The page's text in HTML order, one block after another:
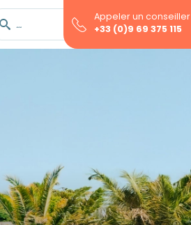
Rechercher avec l'assistant...
Appeler un conseiller
+33 (0)9 69 375 115